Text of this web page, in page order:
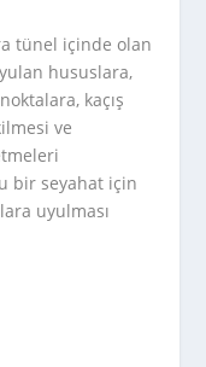
tünel içinde olan
hususlara,
kaçış
ve
bir seyahat için
uyulması